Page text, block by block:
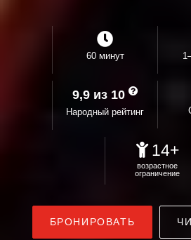
60 минут
9,9 из 10
Народный рейтинг
14+
возрастное
ограничение
БРОНИРОВАТЬ